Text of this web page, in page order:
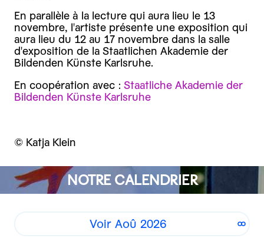
En parallèle à la lecture qui aura lieu le 13
novembre, l'artiste présente une exposition qui
aura lieu du 12 au 17 novembre dans la salle
d'exposition de la Staatlichen Akademie der
Bildenden Künste Karlsruhe.
En coopération avec : Staatliche Akademie der
Bildenden Künste Karlsruhe
© Katja Klein
NOTRE CALENDRIER
Voir Aoû 2026